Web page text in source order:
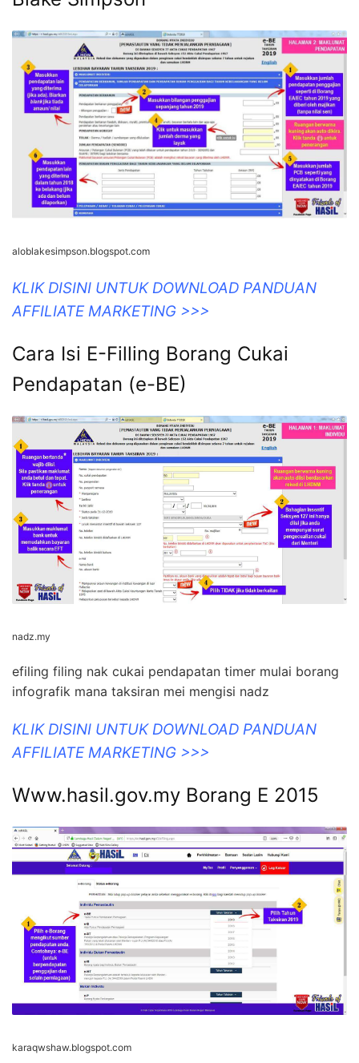
aloblakesimpson.blogspot.com
KLIK DISINI UNTUK DOWNLOAD PANDUAN
AFFILIATE MARKETING >>>
Cara Isi E-Filling Borang Cukai
Pendapatan (e-BE)
nadz.my
efiling filing nak cukai pendapatan timer mulai borang
infografik mana taksiran mei mengisi nadz
KLIK DISINI UNTUK DOWNLOAD PANDUAN
AFFILIATE MARKETING >>>
Www.hasil.gov.my Borang E 2015
karaqwshaw.blogspot.com